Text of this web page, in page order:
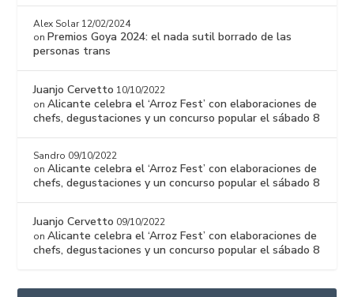
Alex Solar 12/02/2024
on Premios Goya 2024: el nada sutil borrado de las
personas trans
Juanjo Cervetto 10/10/2022
onAlicante celebra el ‘Arroz Fest’ con elaboraciones de
chefs, degustaciones y un concurso popular el sábado 8
Sandro 09/10/2022
onAlicante celebra el ‘Arroz Fest’ con elaboraciones de
chefs, degustaciones y un concurso popular el sábado 8
Juanjo Cervetto 09/10/2022
onAlicante celebra el ‘Arroz Fest’ con elaboraciones de
chefs, degustaciones y un concurso popular el sábado 8